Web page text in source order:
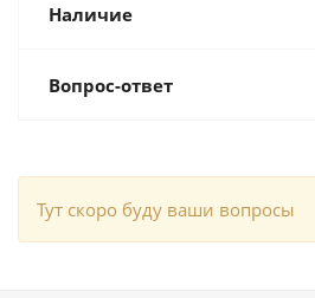
Наличие
Вопрос-ответ
Тут скоро буду ваши вопросы